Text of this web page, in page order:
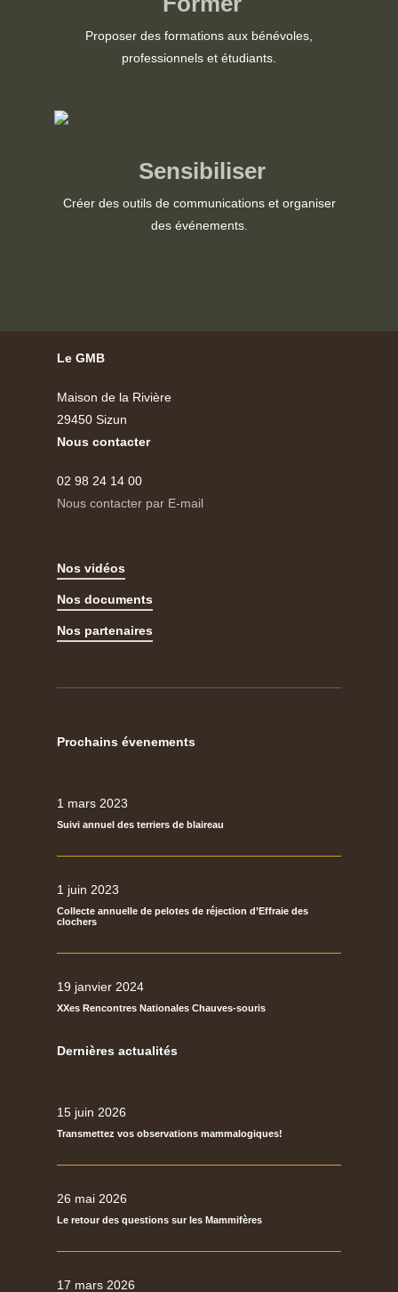
Proposer des formations aux bénévoles,
professionnels et étudiants.
Sensibiliser
Créer des outils de communications et organiser
des événements.
Le GMB
Maison de la Rivière
29450 Sizun
Nous contacter
02 98 24 14 00
Nous contacter par E-mail
Nos vidéos
Nos documents
Nos partenaires
Prochains évenements
1 mars 2023
Suivi annuel des terriers de blaireau
1 juin 2023
Collecte annuelle de pelotes de réjection d’Effraie des
clochers
19 janvier 2024
XXes Rencontres Nationales Chauves-souris
Dernières actualités
15 juin 2026
Transmettez vos observations mammalogiques!
26 mai 2026
Le retour des questions sur les Mammifères
17 mars 2026